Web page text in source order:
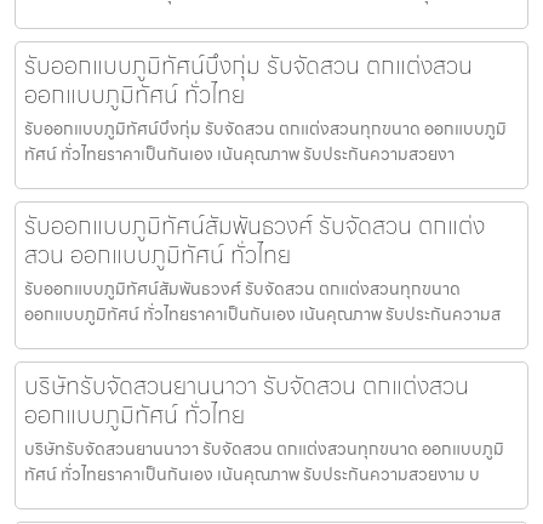
รับออกแบบภูมิทัศน์บึงกุ่ม รับจัดสวน ตกแต่งสวน
ออกแบบภูมิทัศน์ ทั่วไทย
รับออกแบบภูมิทัศน์บึงกุ่ม รับจัดสวน ตกแต่งสวนทุกขนาด ออกแบบภูมิ
ทัศน์ ทั่วไทยราคาเป็นกันเอง เน้นคุณภาพ รับประกันความสวยงา
รับออกแบบภูมิทัศน์สัมพันธวงศ์ รับจัดสวน ตกแต่ง
สวน ออกแบบภูมิทัศน์ ทั่วไทย
รับออกแบบภูมิทัศน์สัมพันธวงศ์ รับจัดสวน ตกแต่งสวนทุกขนาด
ออกแบบภูมิทัศน์ ทั่วไทยราคาเป็นกันเอง เน้นคุณภาพ รับประกันความส
บริษัทรับจัดสวนยานนาวา รับจัดสวน ตกแต่งสวน
ออกแบบภูมิทัศน์ ทั่วไทย
บริษัทรับจัดสวนยานนาวา รับจัดสวน ตกแต่งสวนทุกขนาด ออกแบบภูมิ
ทัศน์ ทั่วไทยราคาเป็นกันเอง เน้นคุณภาพ รับประกันความสวยงาม บ